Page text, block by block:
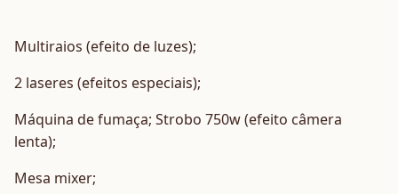
Multiraios (efeito de luzes);
2 laseres (efeitos especiais);
Máquina de fumaça; Strobo 750w (efeito câmera
lenta);
Mesa mixer;